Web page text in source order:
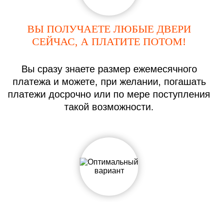
ВЫ ПОЛУЧАЕТЕ ЛЮБЫЕ ДВЕРИ
СЕЙЧАС, А ПЛАТИТЕ ПОТОМ!
Вы сразу знаете размер ежемесячного
платежа и можете, при желании, погашать
платежи досрочно или по мере поступления
такой возможности.